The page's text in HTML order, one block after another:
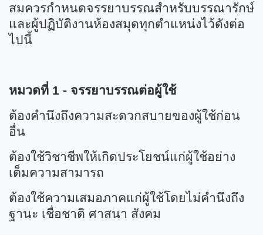
สมควรกำหนดจรรยาบรรณสำหรับบรรณารักษ์
และผู้ปฏิบัติงานห้องสมุดทุกตำแหน่งไว้ดังต่อ
ไปนี้
หมวดที่ 1 - จรรยาบรรณต่อผู้ใช้
ต้องคำนึงถึงความสะดวกสบายของผู้ใช้ก่อน
อื่น
ต้องใช้วิชาชีพให้เกิดประโยชน์แก่ผู้ใช้อย่าง
เต็มความสามารถ
ต้องใช้ความเสมอภาคแก่ผู้ใช้โดยไม่คำนึงถึง
ฐานะ เชื่อชาติ ศาสนา สังคม